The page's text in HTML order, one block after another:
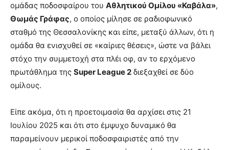
ομάδας ποδοσφαίρου του Αθλητικού Ομίλου «Καβάλα»,
Θωμάς Γράφας, ο οποίος μίλησε σε ραδιοφωνικό
σταθμό της Θεσσαλονίκης και είπε, μεταξύ άλλων, ότι η
ομάδα θα ενισχυθεί σε «καίριες θέσεις», ώστε να βάλει
στόχο την συμμετοχή στα πλέι οφ, αν το ερχόμενο
πρωτάθλημα της Super League 2 διεξαχθεί σε δύο
ομίλους.
Είπε ακόμα, ότι η προετοιμασία θα αρχίσει στις 21
Ιουλίου 2025 και ότι στο έμψυχο δυναμικό θα
παραμείνουν μερικοί ποδοσφαιριστές από την